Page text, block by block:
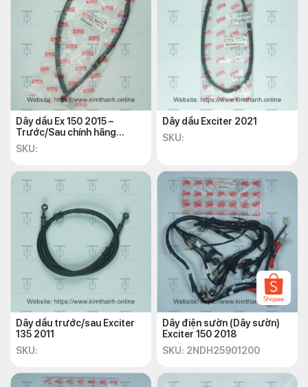
Dây dầu Ex 150 2015 –
Trước/Sau chính hãng
Yamaha
SKU:
Dây dầu Exciter 2021
SKU:
Dây dầu trước/sau Exciter
135 2011
SKU:
Dây điện sườn (Dây sườn)
Exciter 150 2018
SKU: 2NDH25901200